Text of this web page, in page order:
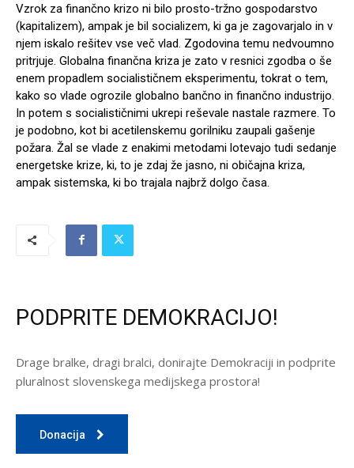
Vzrok za finančno krizo ni bilo prosto-tržno gospodarstvo
(kapitalizem), ampak je bil socializem, ki ga je zagovarjalo in v
njem iskalo rešitev vse več vlad. Zgodovina temu nedvoumno
pritrjuje. Globalna finančna kriza je zato v resnici zgodba o še
enem propadlem socialističnem eksperimentu, tokrat o tem,
kako so vlade ogrozile globalno bančno in finančno industrijo.
In potem s socialističnimi ukrepi reševale nastale razmere. To
je podobno, kot bi acetilenskemu gorilniku zaupali gašenje
požara. Žal se vlade z enakimi metodami lotevajo tudi sedanje
energetske krize, ki, to je zdaj že jasno, ni običajna kriza,
ampak sistemska, ki bo trajala najbrž dolgo časa.
PODPRITE DEMOKRACIJO!
Drage bralke, dragi bralci, donirajte Demokraciji in podprite
pluralnost slovenskega medijskega prostora!
Donacija